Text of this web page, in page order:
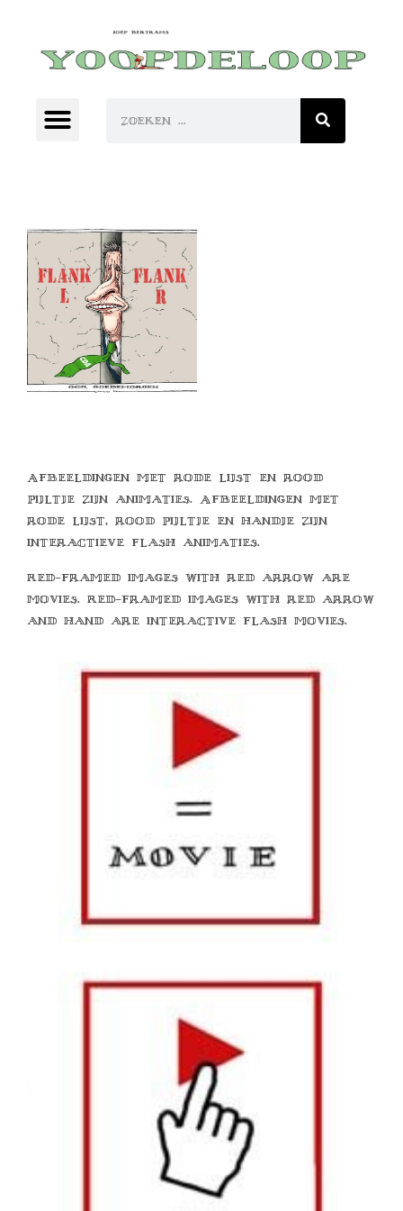
Afbeeldingen met rode lijst en rood
pijltje zijn animaties. Afbeeldingen met
rode lijst, rood pijltje en handje zijn
interactieve flash animaties.
Red-framed images with red arrow are
movies. Red-framed images with red arrow
and hand are interactive flash movies.